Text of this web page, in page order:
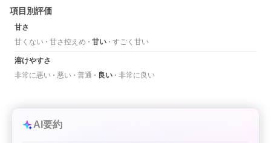
項目別評価
甘さ
甘くない
甘さ控えめ 甘い すごく甘い
溶けやすさ
非常に悪い
悪い 普通 良い 非常に良い
AI要約